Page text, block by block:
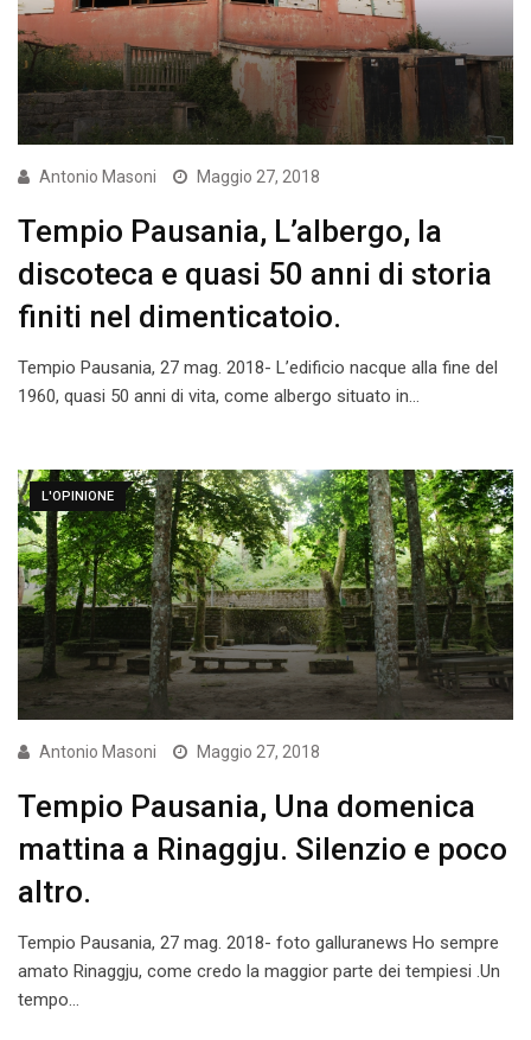
Antonio Masoni Maggio 27, 2018
Tempio Pausania, L’albergo, la
discoteca e quasi 50 anni di storia
finiti nel dimenticatoio.
Tempio Pausania, 27 mag. 2018- L’edificio nacque alla fine del
1960, quasi 50 anni di vita, come albergo situato in…
L'OPINIONE
Antonio Masoni Maggio 27, 2018
Tempio Pausania, Una domenica
mattina a Rinaggju. Silenzio e poco
altro.
Tempio Pausania, 27 mag. 2018- foto galluranews Ho sempre
amato Rinaggju, come credo la maggior parte dei tempiesi .Un
tempo…